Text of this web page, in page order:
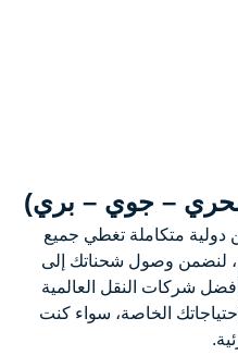
– جوي – بري)
دولية متكاملة تغطي جميع
لنضمن وصول شحناتك إلى
شركات النقل العالمية
الخاصة، سواء كنت